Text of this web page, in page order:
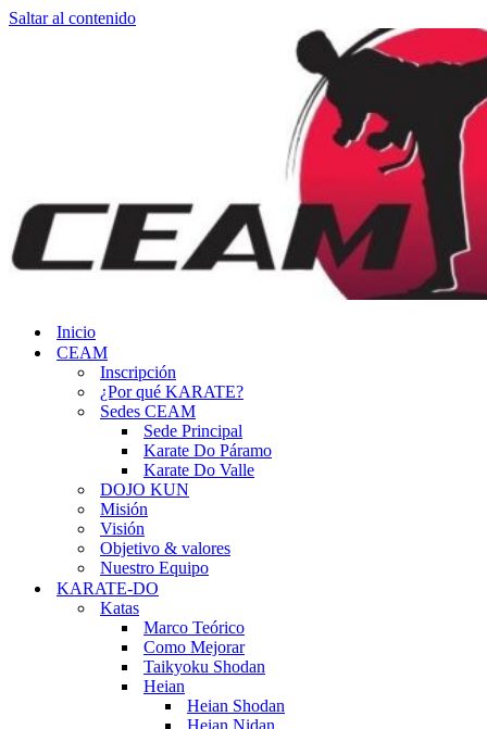
Saltar al contenido
Inicio
CEAM
Inscripción
¿Por qué KARATE?
Sedes CEAM
Sede Principal
Karate Do Páramo
Karate Do Valle
DOJO KUN
Misión
Visión
Objetivo & valores
Nuestro Equipo
KARATE-DO
Katas
Marco Teórico
Como Mejorar
Taikyoku Shodan
Heian
Heian Shodan
Heian Nidan